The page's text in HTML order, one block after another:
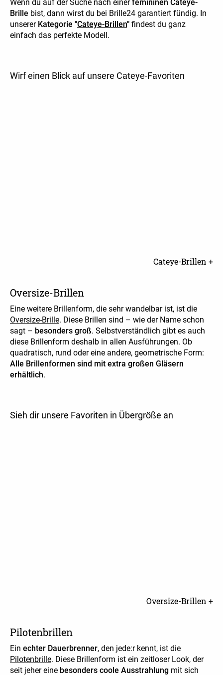
Wenn du auf der Suche nach einerfemininen Cateye-
Brille bist, dann wirst du bei Brille24 garantiert fündig. In
unserer Kategorie "Cateye-Brillen" findest du ganz
einfach das perfekte Modell.
Wirf einen Blick auf unsere Cateye-Favoriten
Cateye-Brillen +
Oversize-Brillen
Eine weitere Brillenform, die sehr wandelbar ist, ist die
Oversize-Brille. Diese Brillen sind – wie der Name schon
sagt – besonders groß. Selbstverständlich gibt es auch
diese Brillenform deshalb in allen Ausführungen. Ob
quadratisch, rund oder eine andere, geometrische Form:
Alle Brillenformen sind mit extra großen Gläsern
erhältlich.
Sieh dir unsere Favoriten in Übergröße an
Oversize-Brillen +
Pilotenbrillen
Ein echter Dauerbrenner, den jede:r kennt, ist die
Pilotenbrille. Diese Brillenform ist ein zeitloser Look, der
seit jeher eine besonders coole Ausstrahlung mit sich